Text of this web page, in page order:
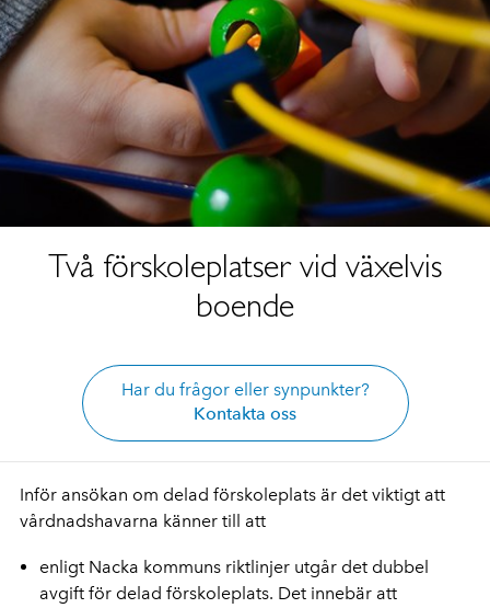
Två förskoleplatser vid växelvis
boende
Har du frågor eller synpunkter?
Kontakta oss
Inför ansökan om delad förskoleplats är det viktigt att
vårdnadshavarna känner till att
enligt Nacka kommuns riktlinjer utgår det dubbel
avgift för delad förskoleplats. Det innebär att